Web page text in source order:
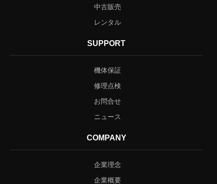
中古販売
レンタル
SUPPORT
機体保証
修理点検
お問合せ
ニュース
COMPANY
企業理念
企業概要